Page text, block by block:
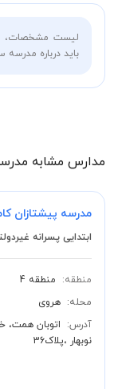
لیست مشخصات،
باید درباره مدرسه
مدارس مشابه
مدرسه پیشتازان
ابتدایی پسرانه
منطقه:
منطقه 4
محله: هروی
آدرس:
اتوبان همت،
نوبهار ،پلاک36